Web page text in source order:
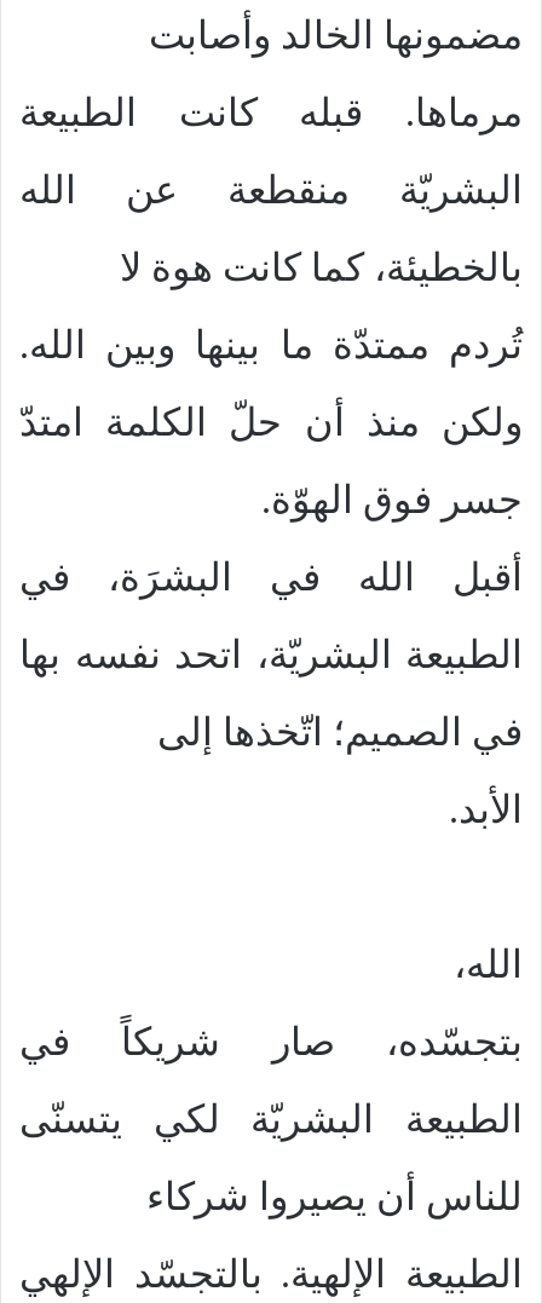
مضمونها الخالد وأصابت
مرماها. قبله كانت الطبيعة
البشريّة منقطعة عن الله
بالخطيئة، كما كانت هوة لا
تُردم ممتدّة ما بينها وبين الله.
ولكن منذ أن حلّ الكلمة امتدّ
جسر فوق الهوّة.
أقبل الله في البشرَة، في
الطبيعة البشريّة، اتحد نفسه بها
في الصميم؛ اتّخذها إلى
الأبد.
الله،
بتجسّده، صار شريكاً في
الطبيعة البشريّة لكي يتسنّى
للناس أن يصيروا شركاء
الطبيعة الإلهية. بالتجسّد الإلهي